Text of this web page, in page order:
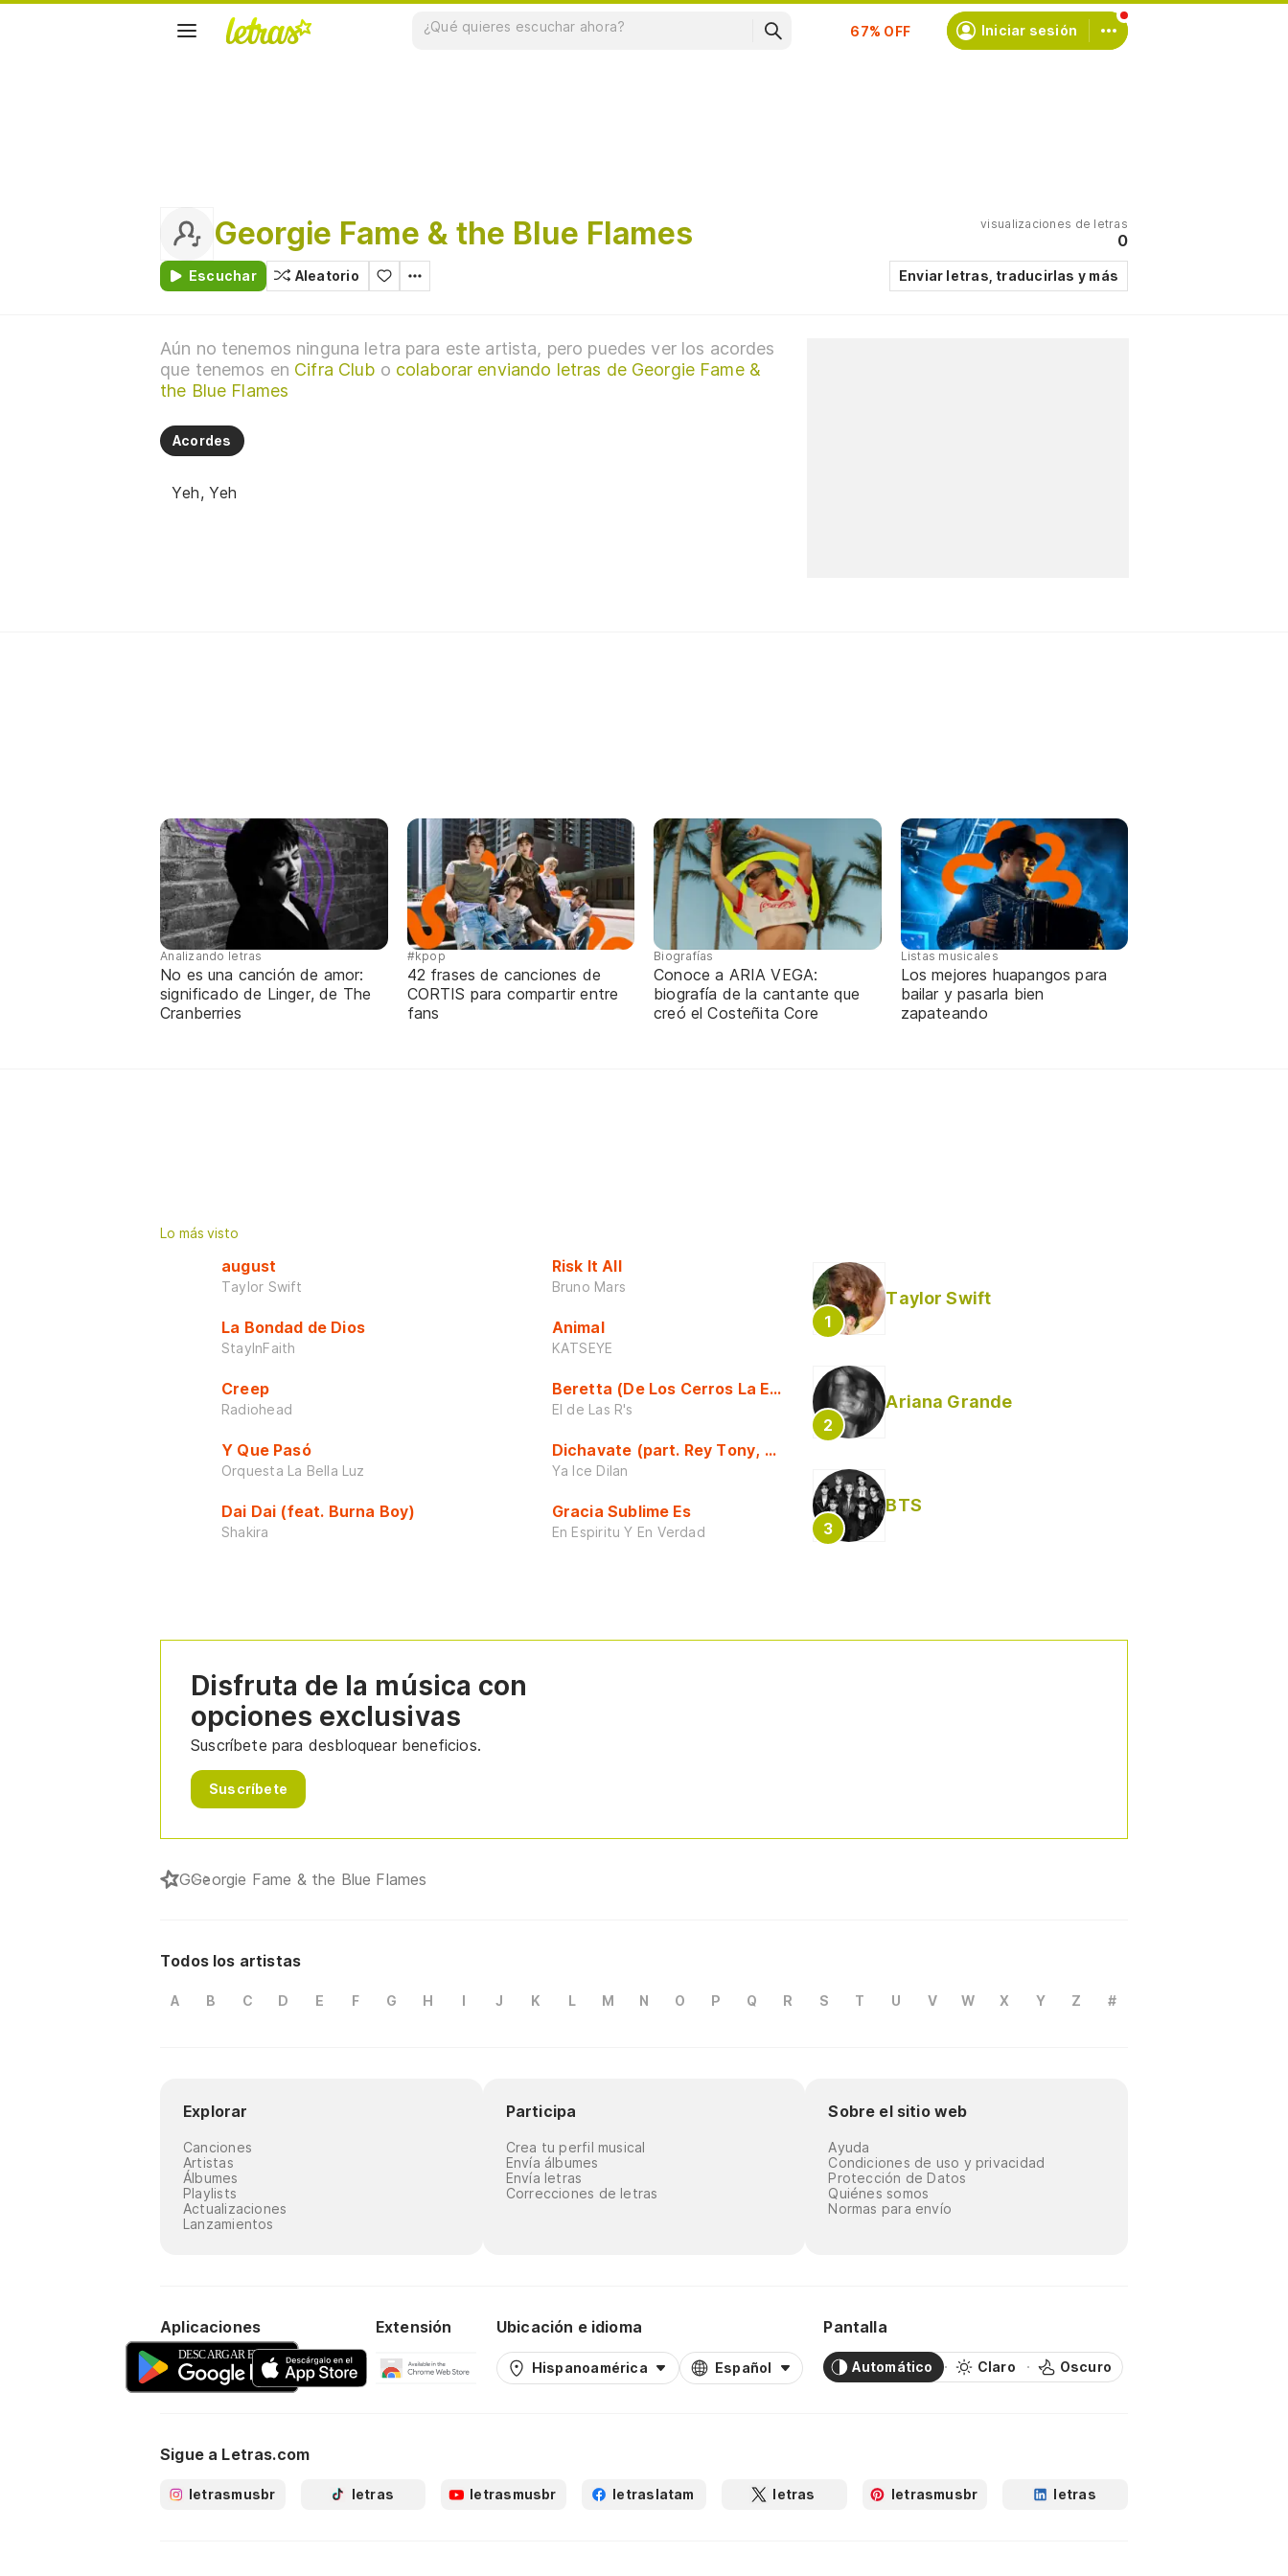
Suscríbete
Iniciar sesión
Georgie Fame & the Blue Flames
Escuchar Aleatorio
visualizaciones de letras
0
Enviar letras, traducirlas y más
Aún no tenemos ninguna letra para este artista, pero puedes ver los acordes
que tenemos en Cifra Club o colaborar enviando letras de Georgie Fame &
the Blue Flames
Acordes
Yeh, Yeh
Analizando letras
No es una canción de amor:
significado de Linger, de The
Cranberries
#kpop
42 frases de canciones de
CORTIS para compartir entre
fans
Biografías
Conoce a ARIA VEGA:
biografía de la cantante que
creó el Costeñita Core
Listas musicales
Los mejores huapangos para
bailar y pasarla bien
zapateando
Lo más visto
august
Taylor Swift
La Bondad de Dios
StayInFaith
Creep
Radiohead
Y Que Pasó
Orquesta La Bella Luz
Dai Dai (feat. Burna Boy)
Shakira
Risk It All
Bruno Mars
Animal
KATSEYE
Beretta (De Los Cerros La Escuela)
El de Las R's
Dichavate (part. Rey Tony, Dj Honda y Helabusador) [explícita]
Ya Ice Dilan
Gracia Sublime Es
En Espiritu Y En Verdad
Taylor Swift
Ariana Grande
BTS
Disfruta de la música con
opciones exclusivas
Suscríbete para desbloquear beneficios.
Suscríbete
GGeorgie Fame & the Blue Flames
Todos los artistas
A B C D E F G H I J K L M N O P Q R S T U V W X Y Z #
Explorar
Canciones
Artistas
Álbumes
Playlists
Actualizaciones
Lanzamientos
Participa
Crea tu perfil musical
Envía álbumes
Envía letras
Correcciones de letras
Sobre el sitio web
Ayuda
Condiciones de uso y privacidad
Protección de Datos
Quiénes somos
Normas para envío
Aplicaciones Extensión Ubicación e idioma
Hispanoamérica Español
Pantalla
Automático Claro Oscuro
Sigue a Letras.com
letrasmusbr letras letrasmusbr letraslatam letras letrasmusbr letras